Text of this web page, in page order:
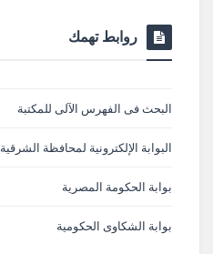
روابط تهمك
البحث فى الفهرس الآلى للمكتبة
البوابة الإلكترونية لمحافظة الشرقية
بوابة الحكومة المصرية
بوابة الشكاوى الحكومية